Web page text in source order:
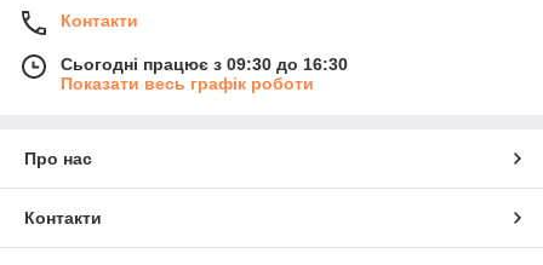
Контакти
Сьогодні працює з 09:30 до 16:30
Показати весь графік роботи
Про нас
Контакти